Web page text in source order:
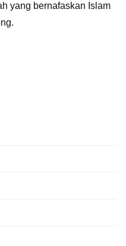
yang bernafaskan Islam